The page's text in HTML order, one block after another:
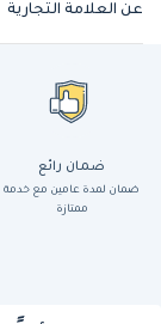
عن العلامة التجارية
ضمان رائع
ضمان لمدة عامين مع خدمة
ممتازة